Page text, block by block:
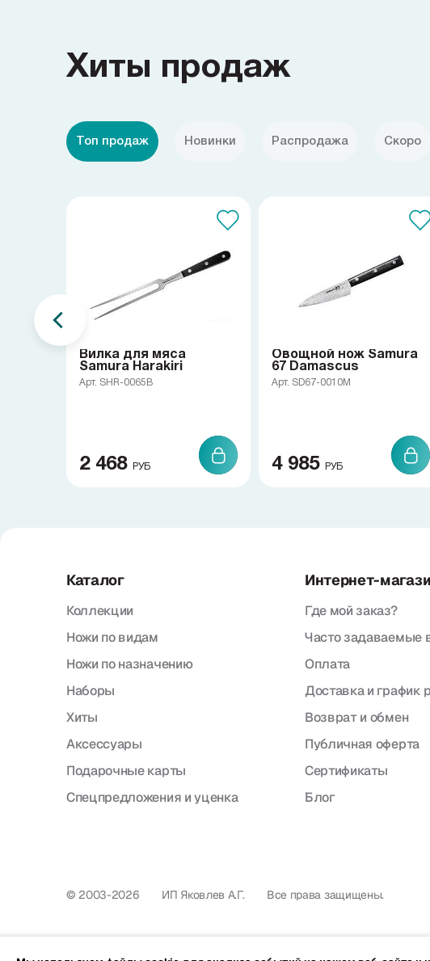
Хиты продаж
Топ продаж Новинки Распродажа Скоро
Вилка для мяса
Samura Harakiri
Арт. SHR-0065B
2 468 РУБ
Овощной нож Samura
67 Damascus
Арт. SD67-0010M
4 985 РУБ
Каталог
Коллекции
Ножи по видам
Ножи по назначению
Наборы
Хиты
Аксессуары
Подарочные карты
Спецпредложения и уценка
Интернет-
Где мой заказ?
Часто задаваемые
Оплата
Доставка и график
Возврат и обмен
Публичная оферта
Сертификаты
Блог
© 2003-2026 ИП Яковлев А.Г. Все права защищены.